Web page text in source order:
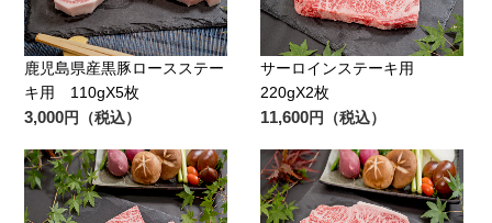
鹿児島県産黒豚ロースステー
キ用 110gX5枚
3,000円（税込）
サーロインステーキ用
220gX2枚
11,600円（税込）